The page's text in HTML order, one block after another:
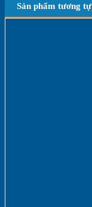
Sản phẩm tương tự